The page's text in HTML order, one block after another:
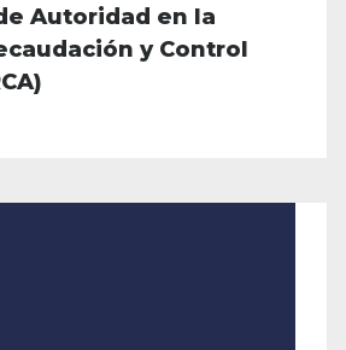
Autoridad en la
y Control